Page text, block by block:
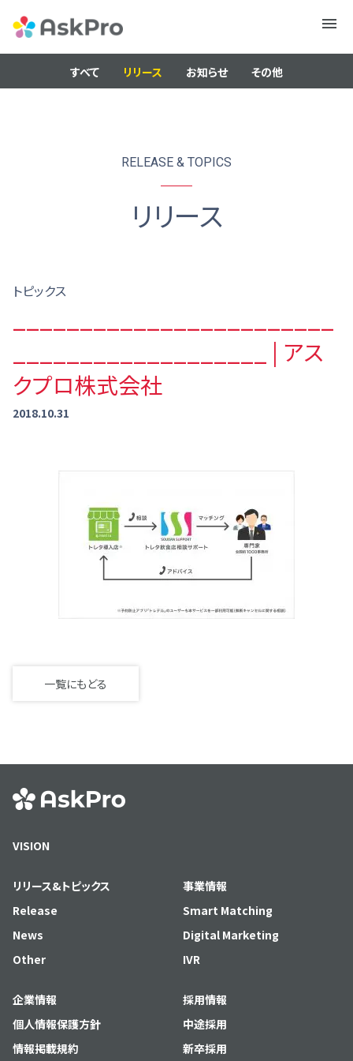
メニュ
すべて リリース お知らせ その他
RELEASE & TOPICS
リリース
トピックス
___________________ | アス
クプロ株式会社
2018.10.31
一覧にもどる
VISION
リリース&トピックス
Release
News
Other
事業情報
Smart Matching
Digital Marketing
IVR
企業情報
個人情報保護方針
情報掲載規約
採用情報
中途採用
新卒採用